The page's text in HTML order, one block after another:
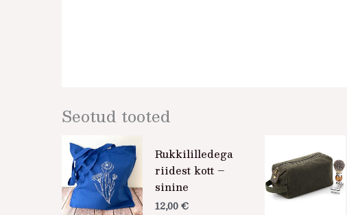
Seotud tooted
Rukkililledega
riidest kott –
sinine
12,00€